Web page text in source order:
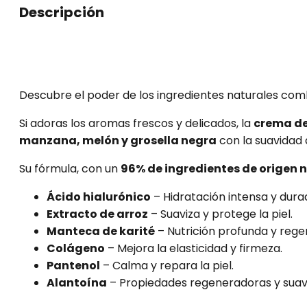
&
cantidad
Descripción
Descubre el poder de los ingredientes naturales
Si adoras los aromas frescos y delicados, la crema
manzana, melón y grosella negra con la
Su fórmula, con un 96% de ingredientes de origen
Ácido hialurónico – Hidratación intensa y
Extracto de arroz – Suaviza y protege la piel.
Manteca de karité – Nutrición profunda y
Colágeno – Mejora la elasticidad y firmeza.
Pantenol – Calma y repara la piel.
Alantoína – Propiedades regeneradoras y